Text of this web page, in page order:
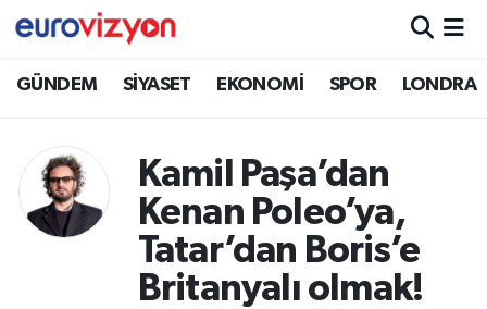
GÜNDEM SİYASET EKONOMİ SPOR LONDRA
Kamil Paşa’dan
Kenan Poleo’ya,
Tatar’dan Boris’e
Britanyalı olmak!